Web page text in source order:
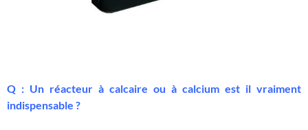
Q : Un réacteur à calcaire ou à calcium est il vraiment
indispensable ?